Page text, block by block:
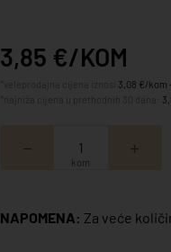
3,85 €/KOM
3,08 €/kom
kom
NAPOMENA: Za veće